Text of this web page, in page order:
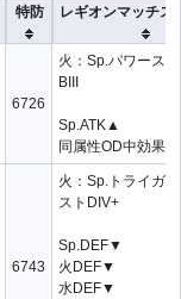
特防 レギオンマッチス
6726
火：Sp.パワース
BIII
Sp.ATK▲
同属性OD中効果▲
6743
火：Sp.トライガ
ストDIV+
Sp.DEF▼
火DEF▼
水DEF▼